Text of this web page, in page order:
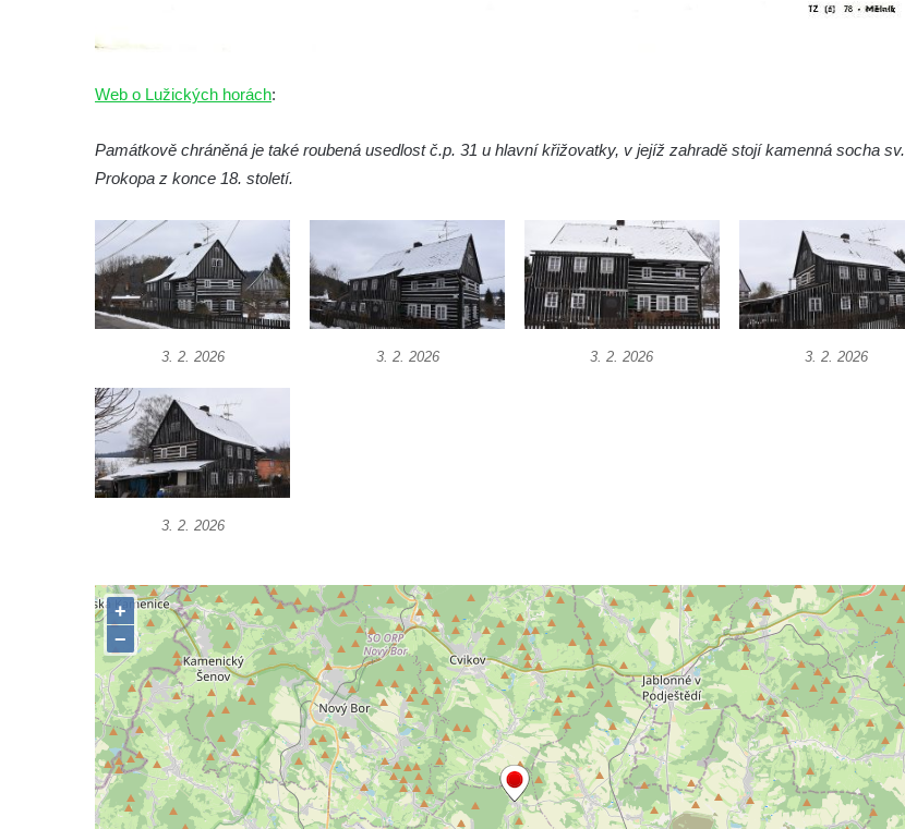
Hotel Vladimir v Ústí nad Labem
Labem (bývalá Obecná a měšťanská škola)
Vodní elektrárna Spálov na řece Jizeře
Torzo střeleckého sloupu ve Chřibské
Budova ZŠ a MŠ Tadeáše Haenkeho
Chřibská čp. 280
Dům čp. 175 ve Chřibské
Dům čp. 10 ve Chřibské
Budova základní školy v Lužci nad Vltavou
Dům čp. 11 v Hrobčicích
Královská mincovna v Jáchymově
Chudobinec Franze Preidla v České
Kamenici
Dům čp. 26 ve Velenicích
Dům čp. 31 ve Velenicích
Dům čp. 121 ve Velenicích
Dům čp. 155 ve Velenicích
Dům čp. 33 – bývalá škola ve Velenicích
Web o Lužických horách:
Památkově chráněná je také roubená usedlost č.p. 31 u hlavní křižovatky, v jejíž zahradě stojí kamenná socha sv.
Prokopa z konce 18. století.
3. 2. 2026 3. 2. 2026 3. 2. 2026 3. 2. 2026
3. 2. 2026